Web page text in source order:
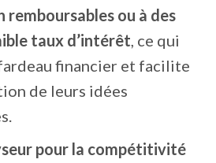
remboursables ou à des
taux d’intérêt, ce qui
financier et facilite
de leurs idées
pour la compétitivité